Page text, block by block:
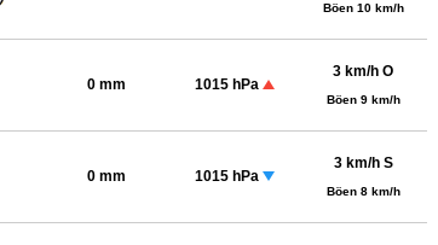
Böen 10 km/h
0 mm 1015 hPa
3 km/h O
Böen 9 km/h
0 mm 1015 hPa
3 km/h S
Böen 8 km/h